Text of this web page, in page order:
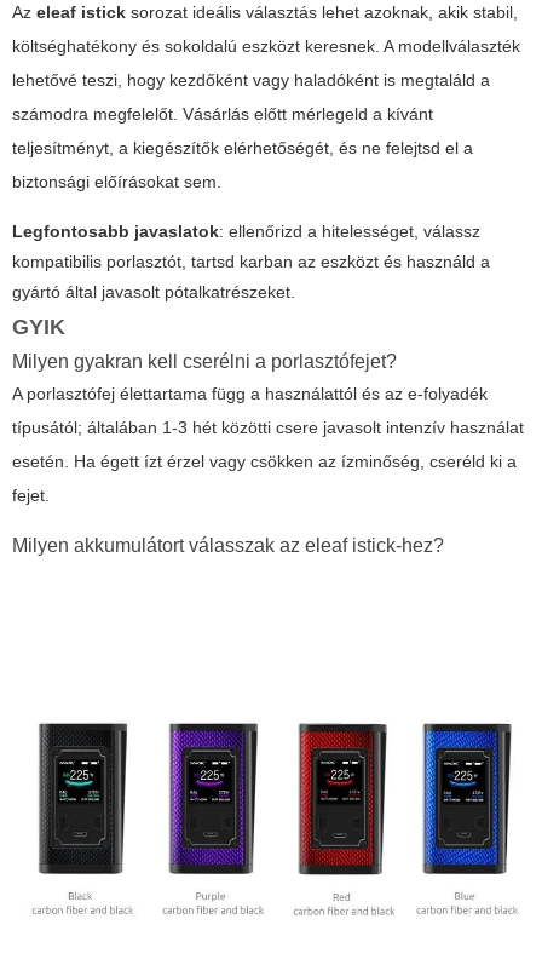
Az eleaf istick sorozat ideális választás lehet azoknak, akik stabil,
költséghatékony és sokoldalú eszközt keresnek. A modellválaszték
lehetővé teszi, hogy kezdőként vagy haladóként is megtaláld a
számodra megfelelőt. Vásárlás előtt mérlegeld a kívánt
teljesítményt, a kiegészítők elérhetőségét, és ne felejtsd el a
biztonsági előírásokat sem.
Legfontosabb javaslatok: ellenőrizd a hitelességet, válassz
kompatibilis porlasztót, tartsd karban az eszközt és használd a
gyártó által javasolt pótalkatrészeket.
GYIK
Milyen gyakran kell cserélni a porlasztófejet?
A porlasztófej élettartama függ a használattól és az e-folyadék
típusától; általában 1-3 hét közötti csere javasolt intenzív használat
esetén. Ha égett ízt érzel vagy csökken az ízminőség, cseréld ki a
fejet.
Milyen akkumulátort válasszak az eleaf istick-hez?